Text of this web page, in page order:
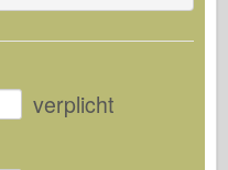
verplicht